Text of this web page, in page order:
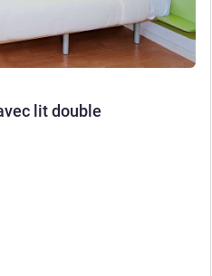
lit double